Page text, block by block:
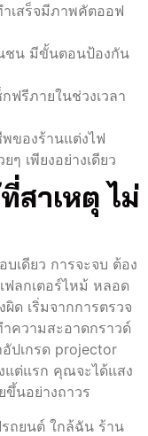
เสร็จมีภาพคัตออฟ
ชน มีขั้นตอนป้องกัน
ฟรีภายในช่วงเวลา
ของร้านแต่งไฟ
เพียงอย่างเดียว
สาเหตุ ไม่
เดียว การจะจบ ต้อง
ฟลกเตอร์ไหม้ หลอด
ด เริ่มจากการตรวจ
ความสะอาดกราวด์
ปเกรด projector
แต่แรก คุณจะได้แสง
นอย่างถาวร
ถยนต์ ใกล้ฉัน ร้าน